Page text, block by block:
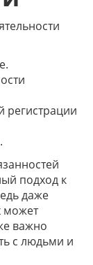
регистрации
подход к
даже
может
важно
с людьми и